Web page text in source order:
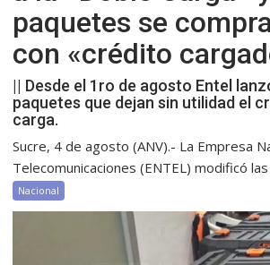
paquetes se
con «crédito
|| Desde el 1ro de agosto Entel
paquetes que dejan sin utilidad el
carga.
Sucre, 4 de agosto (ANV).- La Empresa
Telecomunicaciones (ENTEL) modificó
Nacional